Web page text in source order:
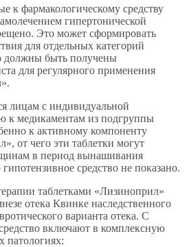
к фармакологическому средству
гипертонической
Это может сформировать
для отдельных категорий
должны быть получены
для регулярного применения
лицам с индивидуальной
к медикаментам из подгруппы
к активному компоненту
от чего эти таблетки могут
в период вынашивания
средство не показано.
таблетками «Лизиноприл»
отека Квинке наследственного
варианта отека. С
включают в комплексную
патологиях: